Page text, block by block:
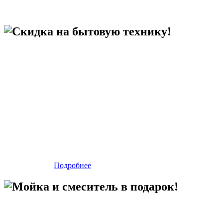
Скидка на бытовую технику!
Подробнее
Мойка и смеситель в подарок!